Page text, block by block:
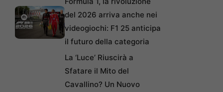
del 2026 arriva anche nei
videogiochi: F1 25 anticipa
il futuro della categoria
La ‘Luce’ Riuscirà a
Sfatare il Mito del
Cavallino? Un Nuovo